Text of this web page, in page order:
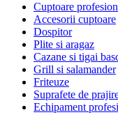
Cuptoare
Accesorii cuptoare
Dospitor
Plite si aragaz
Cazane si tigai
Grill si salamander
Friteuze
Suprafete de
Echipament